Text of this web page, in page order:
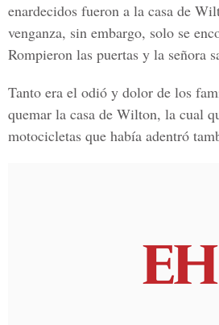
enardecidos fueron a la casa de
venganza, sin embargo, solo se
Rompieron las puertas y la señora
Tanto era el odió y dolor de los
quemar la casa de Wilton, la cual
motocicletas que había adentró